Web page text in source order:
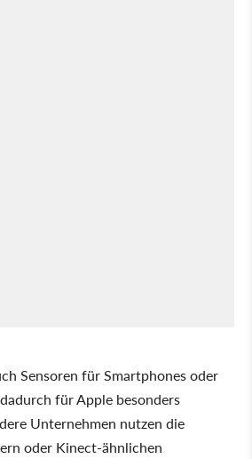
Sensoren für Smartphones oder
für Apple besonders
Unternehmen nutzen die
oder Kinect-ähnlichen